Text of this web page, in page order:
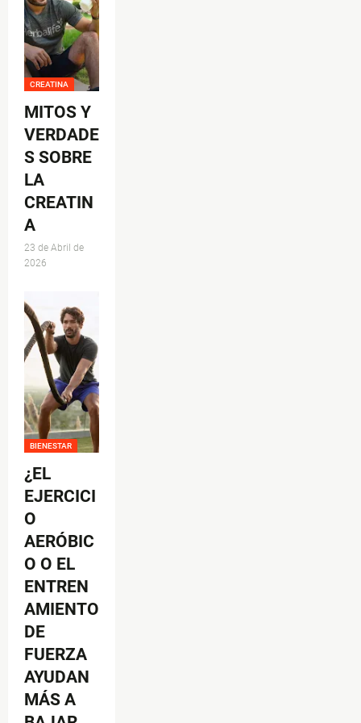
CREATINA
MITOS Y
VERDADE
S SOBRE
LA
CREATIN
A
23 de Abril de
2026
BIENESTAR
¿EL
EJERCICI
O
AERÓBIC
O O EL
ENTREN
AMIENTO
DE
FUERZA
AYUDAN
MÁS A